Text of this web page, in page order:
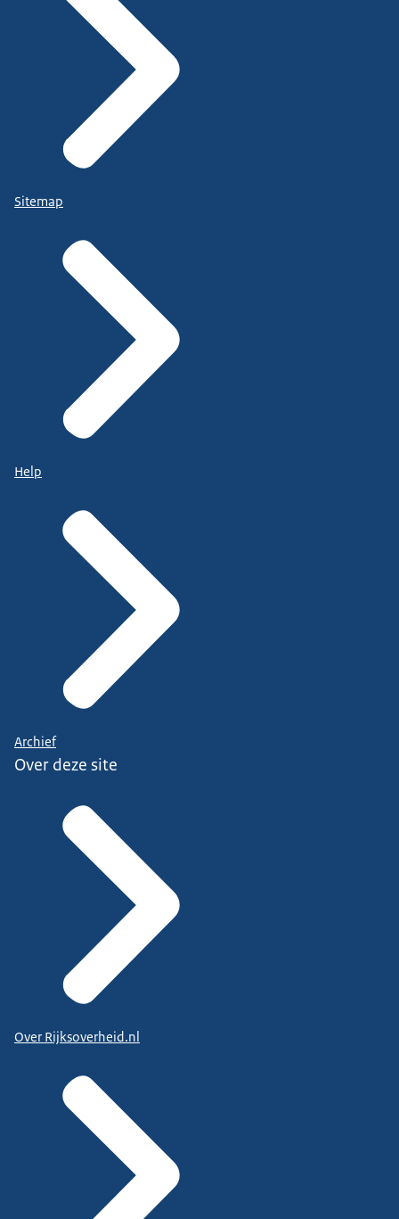
Sitemap
Help
Archief
Over deze site
Over Rijksoverheid.nl